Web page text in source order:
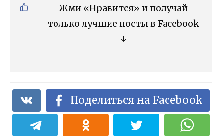
Жми «Нравится» и получай
только лучшие посты в Facebook
↓
Поделиться на Facebook